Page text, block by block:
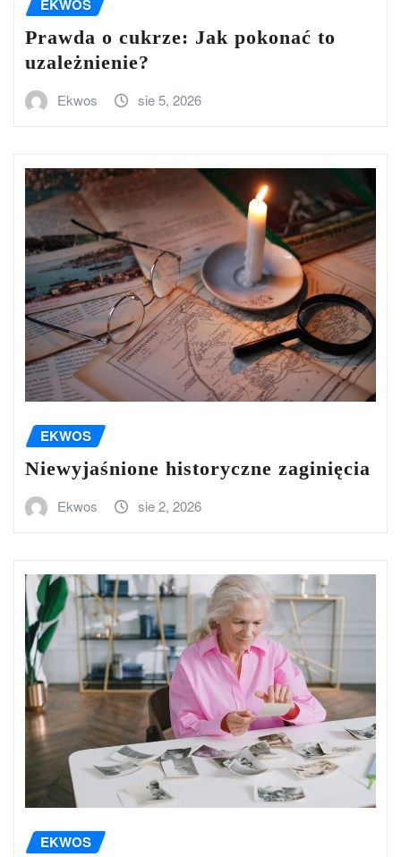
EKWOS
Prawda o cukrze: Jak pokonać to
uzależnienie?
Ekwos sie 5, 2026
EKWOS
Niewyjaśnione historyczne zaginięcia
Ekwos sie 2, 2026
EKWOS